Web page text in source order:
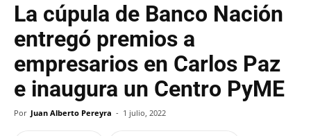
La cúpula de Banco Nación
entregó premios a
empresarios en Carlos Paz
e inaugura un Centro PyME
Por Juan Alberto Pereyra - 1 julio, 2022